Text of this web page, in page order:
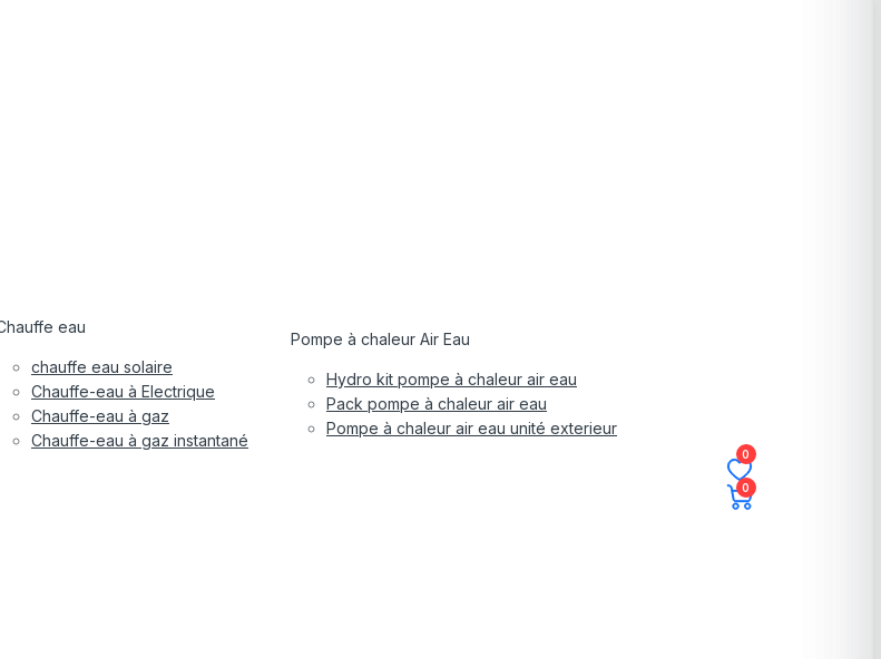
eau
chauffe eau solaire
Chauffe-eau à Electrique
Chauffe-eau à gaz
Chauffe-eau à gaz instantané
Pompe à chaleur Air Eau
Hydro kit pompe à chaleur air eau
Pack pompe à chaleur air eau
Pompe à chaleur air eau unité exterieur
0
0